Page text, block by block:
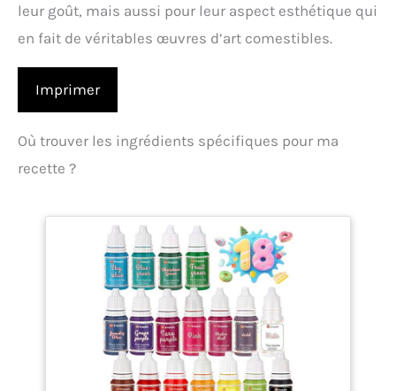
leur goût, mais aussi pour leur aspect esthétique qui
en fait de véritables œuvres d’art comestibles.
Imprimer
Où trouver les ingrédients spécifiques pour ma
recette ?